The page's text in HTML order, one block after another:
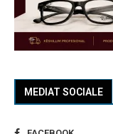
MEDIAT SOCIALE